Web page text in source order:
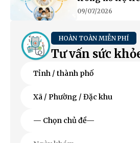
09/07/2026
HOÀN TOÀN MIỄN PHÍ
Tư vấn sức